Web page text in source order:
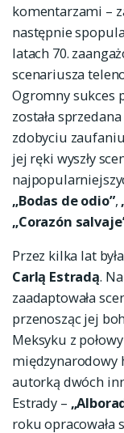
komentarzami –
następnie
latach 70.
scenariusza
Ogromny sukces
została
zdobyciu
jej ręki wyszły
„Bodas de odio”,
„Corazón
Przez kilka lat
Carlą Estradą.
zaadaptowała
przenosząc jej
Meksyku z
międzynarodowy
autorką dwóch
Estrady –
roku opracowała